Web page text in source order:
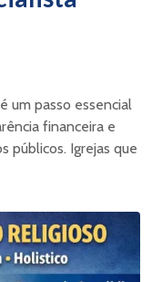
um passo essencial
financeira e
públicos. Igrejas que